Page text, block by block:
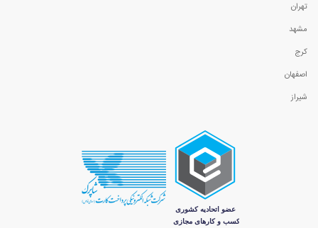
تهران
مشهد
کرج
اصفهان
شیراز